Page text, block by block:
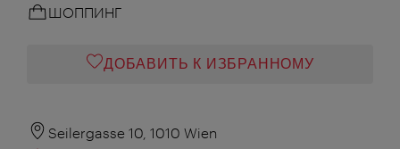
ШОППИНГ
ДОБАВИТЬ К ИЗБРАННОМУ
Seilergasse 10, 1010 Wien